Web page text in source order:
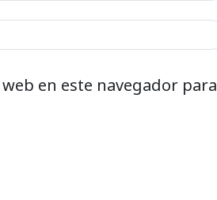
en este navegador para